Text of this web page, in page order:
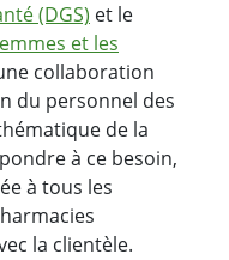
(DGS) et le
et les
collaboration
du personnel des
de la
à ce besoin,
à tous les
la clientèle.